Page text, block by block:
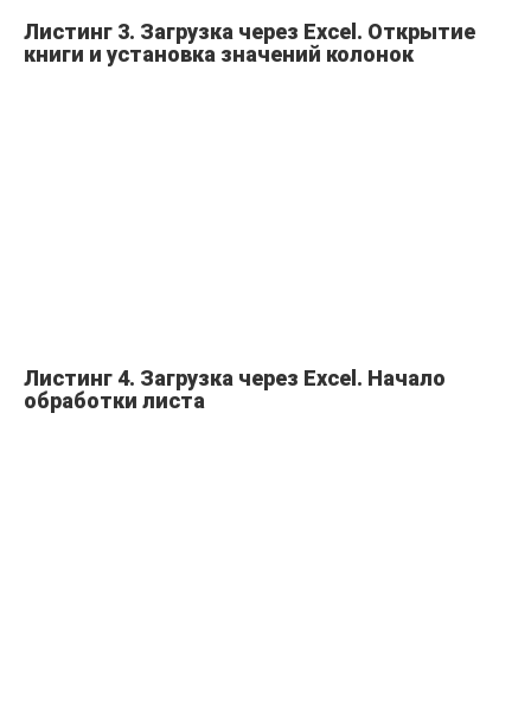
Листинг 3. Загрузка через Excel. Открытие
книги и установка значений колонок
Листинг 4. Загрузка через Excel. Начало
обработки листа